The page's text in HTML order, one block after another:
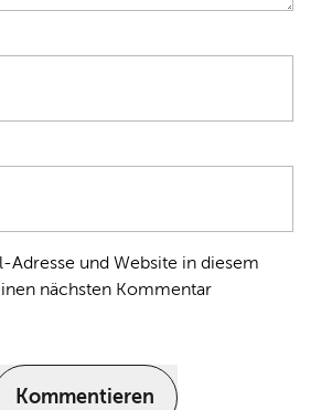
Adresse und Website in diesem
nächsten Kommentar
Kommentieren